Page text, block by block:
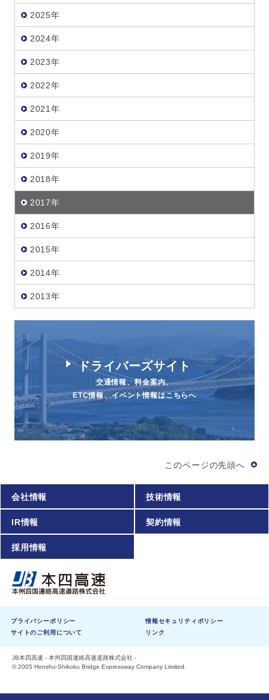
2025年
2024年
2023年
2022年
2021年
2020年
2019年
2018年
2017年
2016年
2015年
2014年
2013年
ドライバーズサイト
交通情報、料金案内、
ETC情報、イベント情報はこちらへ
このページの先頭へ
会社情報 技術情報
IR情報 契約情報
採用情報
プライバシーポリシー
情報セキュリティポリシー
サイトのご利用について
リンク
JB本四高速 - 本州四国連絡高速道路株式会社 -
© 2005 Honshu-Shikoku Bridge Expressway Company Limited.